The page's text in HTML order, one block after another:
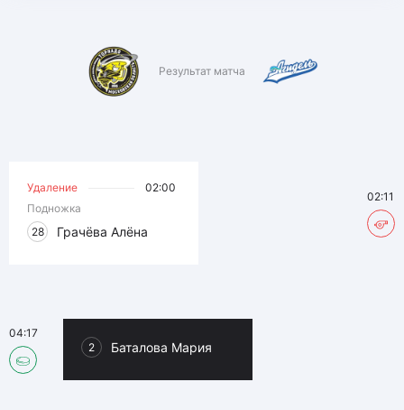
Результат матча
Удаление
02:00
Подножка
28
Грачёва Алёна
02:11
2 Баталова Мария
04:17